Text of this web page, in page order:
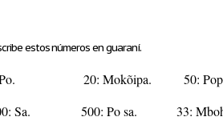
estos números en guaraní.
20: Mokõipa. 50:
Sa. 500: Po sa. 33: